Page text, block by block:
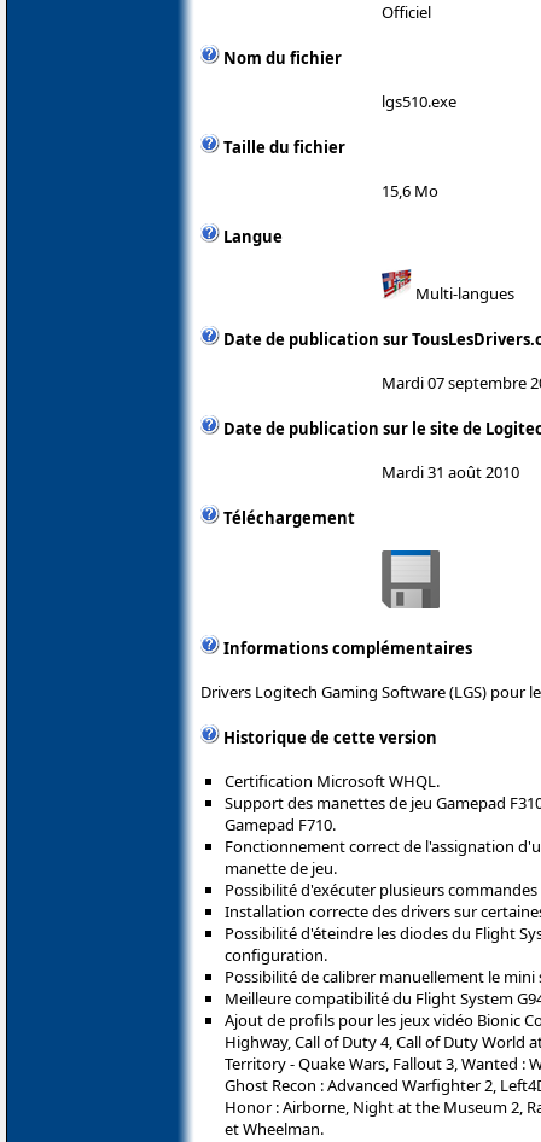
Officiel
Nom du fichier
lgs510.exe
Taille du fichier
15,6 Mo
Langue
Multi-langues
Date de publication sur
Mardi 07 septembre
Date de publication sur le site de
Mardi 31 août 2010
Téléchargement
Informations complémentaires
Drivers Logitech Gaming Software (LGS) pour
Historique de cette version
Certification Microsoft WHQL.
Support des manettes de jeu Gamepad
Gamepad F710.
Fonctionnement correct de l'assignation
manette de jeu.
Possibilité d'exécuter plusieurs
Installation correcte des drivers sur
Possibilité d'éteindre les diodes du Flight
configuration.
Possibilité de calibrer manuellement le mini
Meilleure compatibilité du Flight System
Ajout de profils pour les jeux vidéo Bionic
Highway, Call of Duty 4, Call of Duty World
Territory - Quake Wars, Fallout 3, Wanted :
Ghost Recon : Advanced Warfighter 2,
Honor : Airborne, Night at the Museum 2,
et Wheelman.